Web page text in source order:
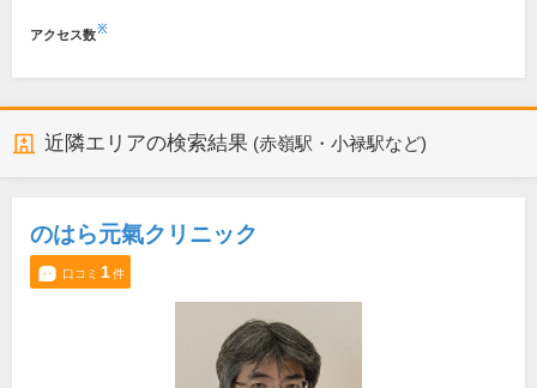
アクセス数※
近隣エリアの検索結果 (赤嶺駅・小禄駅など)
のはら元氣クリニック
口コミ 1件